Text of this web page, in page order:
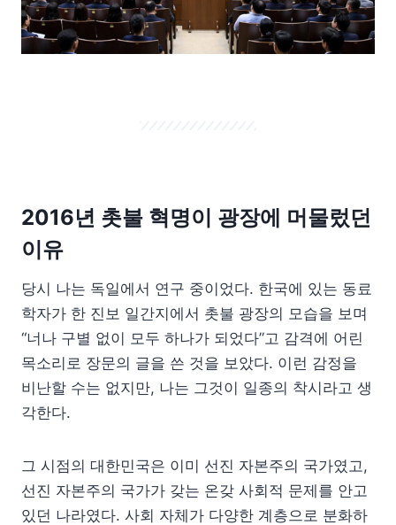
2016년 촛불 혁명이 광장에 머물렀던
이유
당시 나는 독일에서 연구 중이었다. 한국에 있는 동료
학자가 한 진보 일간지에서 촛불 광장의 모습을 보며
“너나 구별 없이 모두 하나가 되었다”고 감격에 어린
목소리로 장문의 글을 쓴 것을 보았다. 이런 감정을
비난할 수는 없지만, 나는 그것이 일종의 착시라고 생
각한다.
그 시점의 대한민국은 이미 선진 자본주의 국가였고,
선진 자본주의 국가가 갖는 온갖 사회적 문제를 안고
있던 나라였다. 사회 자체가 다양한 계층으로 분화하